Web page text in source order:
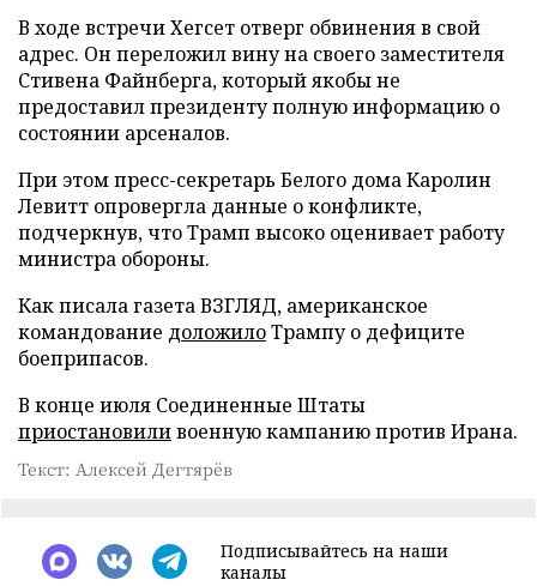
В ходе встречи Хегсет отверг обвинения в свой
адрес. Он переложил вину на своего заместителя
Стивена Файнберга, который якобы не
предоставил президенту полную информацию о
состоянии арсеналов.
При этом пресс-секретарь Белого дома Каролин
Левитт опровергла данные о конфликте,
подчеркнув, что Трамп высоко оценивает работу
министра обороны.
Как писала газета ВЗГЛЯД, американское
командование доложилоТрампу о дефиците
боеприпасов.
В конце июля Соединенные Штаты
приостановиливоенную кампанию против Ирана.
Текст: Алексей Дегтярёв
Подписывайтесь на наши
каналы